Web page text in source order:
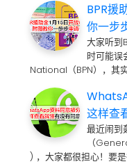
BPR援
你一步
大家听到
时可能
National（BPN），其
这样查
最近闹到
（
) ，大家都很担心！要